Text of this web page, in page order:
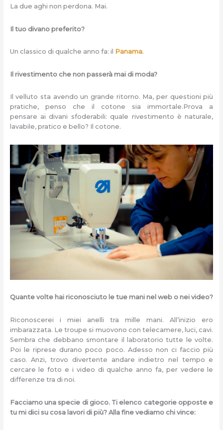
La due aghi non perdona. Mai.
Il tuo divano preferito?
Un classico di qualche anno fa: il Panama.
Il rivestimento che non passerà mai di moda?
Il velluto sta avendo un grande ritorno. Ma, per questioni più
pratiche, penso che il cotone sia immortale.Prova a
pensare ai divani sfoderabili: quale rivestimento è naturale,
lavabile, pratico e bello? Il cotone.
Quante volte hai riconosciuto le tue mani nel web o nei video?
Riconoscerei i miei anelli tra mille mani. All’inizio ero
imbarazzata. Le troupe si muovono con telecamere, luci, cavi.
Sembra che debbano smontare il laboratorio tutte le volte.
Poi le riprese durano poco poco. Adesso non ci faccio più
caso. Anzi, trovo divertente andare indietro nel tempo e
cercare le foto e i video di qualche anno fa, per vedere le
differenze tra di noi.
Facciamo una specie di gioco. Ti elenco categorie opposte e
tu mi dici su cosa lavori di più? Alla fine vediamo chi vince: